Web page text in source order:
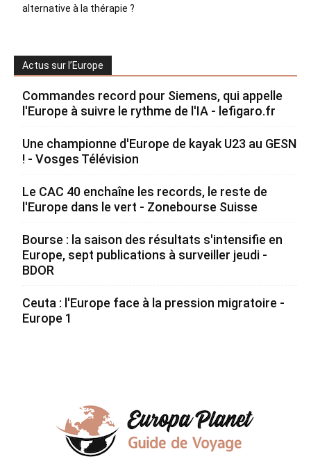
alternative à la thérapie ?
Actus sur l’Europe
Commandes record pour Siemens, qui appelle
l'Europe à suivre le rythme de l'IA - lefigaro.fr
Une championne d'Europe de kayak U23 au GESN
! - Vosges Télévision
Le CAC 40 enchaîne les records, le reste de
l'Europe dans le vert - Zonebourse Suisse
Bourse : la saison des résultats s'intensifie en
Europe, sept publications à surveiller jeudi -
BDOR
Ceuta : l'Europe face à la pression migratoire -
Europe 1